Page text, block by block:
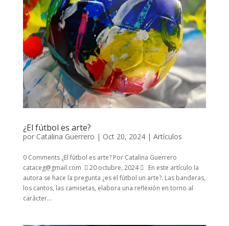
¿El fútbol es arte?
por Catalina Guerrero | Oct 20, 2024| Artículos
0 Comments ¿El fútbol es arte? Por Catalina Guerrero
cataceg@gmail.com  20 octubre, 2024  En este artículo la
autora se hace la pregunta ¿es el fútbol un arte?. Las banderas,
los cantos, las camisetas, elabora una reflexión en torno al
carácter...